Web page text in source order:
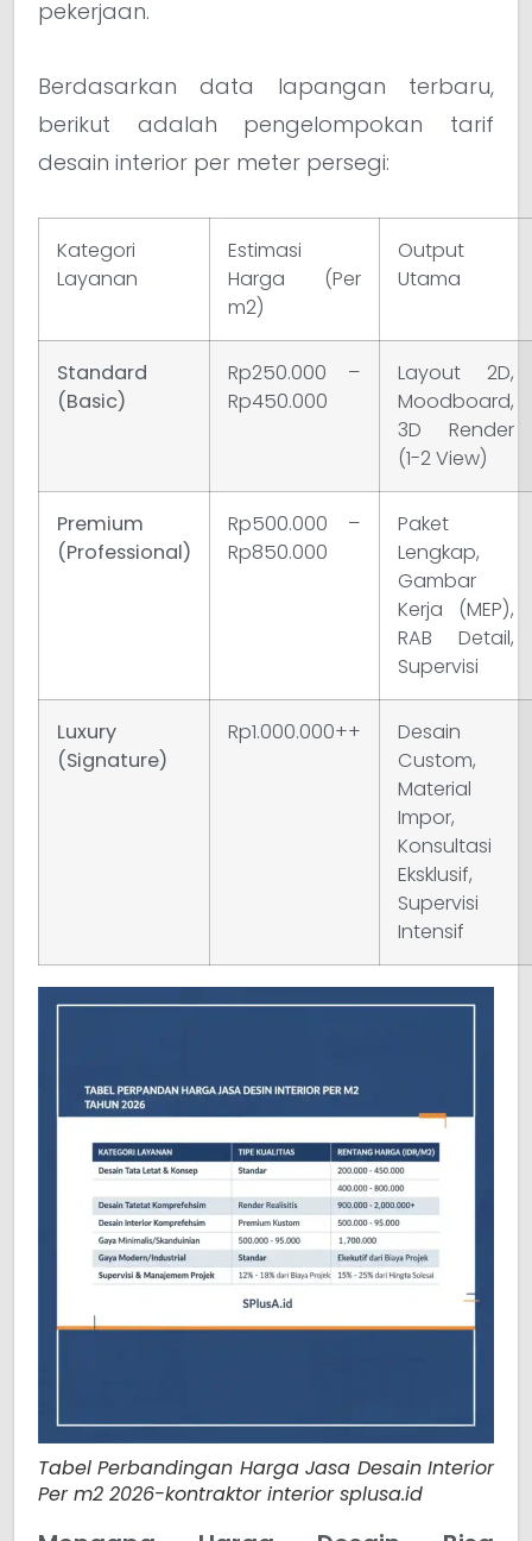
pekerjaan.
Berdasarkan data lapangan terbaru,
berikut adalah pengelompokan tarif
desain interior per meter persegi:
Kategori
Layanan
Estimasi
Harga (Per
m2)
Output
Utama
Standard
(Basic)
Rp250.000 –
Rp450.000
Layout 2D,
Moodboard,
3D Render
(1-2 View)
Premium
(Professional)
Rp500.000 –
Rp850.000
Paket
Lengkap,
Gambar
Kerja (MEP),
RAB Detail,
Supervisi
Luxury
(Signature)
Rp1.000.000++
Desain
Custom,
Material
Impor,
Konsultasi
Eksklusif,
Supervisi
Intensif
Tabel Perbandingan Harga Jasa Desain Interior
Per m2 2026-kontraktor interior splusa.id